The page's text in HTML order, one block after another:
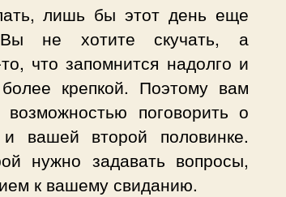
лишь бы этот день еще
не хотите скучать, а
что запомнится надолго и
крепкой. Поэтому вам
поговорить о
вашей второй половинке.
нужно задавать вопросы,
к вашему свиданию.